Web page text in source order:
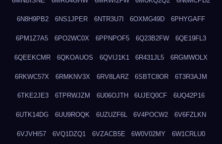
6N8H9PB2 6NS1JPER 6NTR3U7I 6OXMG49D 6PHYGAFF
6PM1Z7A5 6PO2WC0X 6PPNPOF5 6Q23B2FW 6QE19FL3
6QEEKCMR 6QKOAUOS 6QVIJ1K1 6R431JL5 6RGMWOLX
6RKWC57X 6RMKNV3X 6RV8LARZ 6SBTC8OR 6T3R3AJM
6TKE2JE3 6TPRWJZM 6U06OJTH 6UJEQ0CF 6UQ42P16
6UTK14DG 6UU9ROQK 6UZUZF6L 6V4POCW2 6V6FZLKN
6VJVHI57 6VQ1DZQ1 6VZACB5E 6W0V02MY 6W1CRLU0